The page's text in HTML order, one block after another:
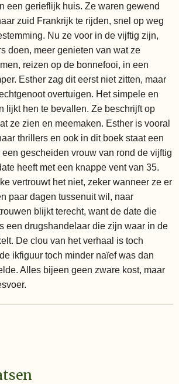
een gerieflijk huis. Ze waren gewend
zuid Frankrijk te rijden, snel op weg
Nu ze voor in de vijftig zijn,
doen, meer genieten van wat ze
reizen op de bonnefooi, in een
Esther zag dit eerst niet zitten, maar
overtuigen. Het simpele en
lijkt hen te bevallen. Ze beschrijft op
ze zien en meemaken. Esther is vooral
thrillers en ook in dit boek staat een
gescheiden vrouw van rond de vijftig
heeft met een knappe vent van 35.
vertrouwt het niet, zeker wanneer ze er
paar dagen tussenuit wil, naar
blijkt terecht, want de date die
een drugshandelaar die zijn waar in de
De clou van het verhaal is toch
ikfiguur toch minder naïef was dan
Alles bijeen geen zware kost, maar